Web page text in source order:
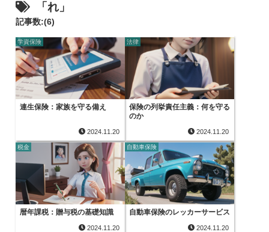
「れ」
記事数:(6)
学資保険
連生保険：家族を守る備え
2024.11.20
法律
保険の列挙責任主義：何を守る
のか
2024.11.20
税金
暦年課税：贈与税の基礎知識
2024.11.20
自動車保険
自動車保険のレッカーサービス
2024.11.20